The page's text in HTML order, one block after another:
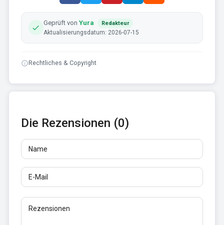
Geprüft von Yura Redakteur
Aktualisierungsdatum: 2026-07-15
Rechtliches & Copyright
Die Rezensionen (0)
Name
E-Mail
Rezensionen
Mindestens 10 Zeichen. Links sind nicht erlaubt.